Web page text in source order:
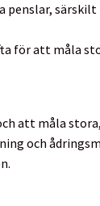
penslar,
för att måla
att måla
och